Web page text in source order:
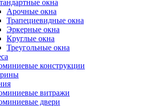
окна
Арочные окна
Трапециевидные окна
Эркерные окна
Круглые окна
Треугольные окна
конструкции
витражи
двери